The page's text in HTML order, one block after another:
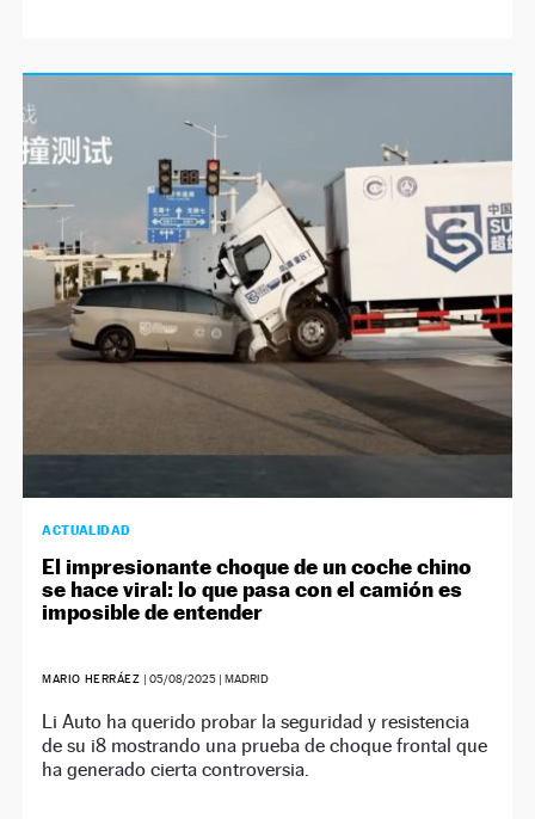
ACTUALIDAD
El impresionante choque de un coche chino
se hace viral: lo que pasa con el camión es
imposible de entender
MARIO HERRÁEZ |05/08/2025 | MADRID
Li Auto ha querido probar la seguridad y resistencia
de su i8 mostrando una prueba de choque frontal que
ha generado cierta controversia.